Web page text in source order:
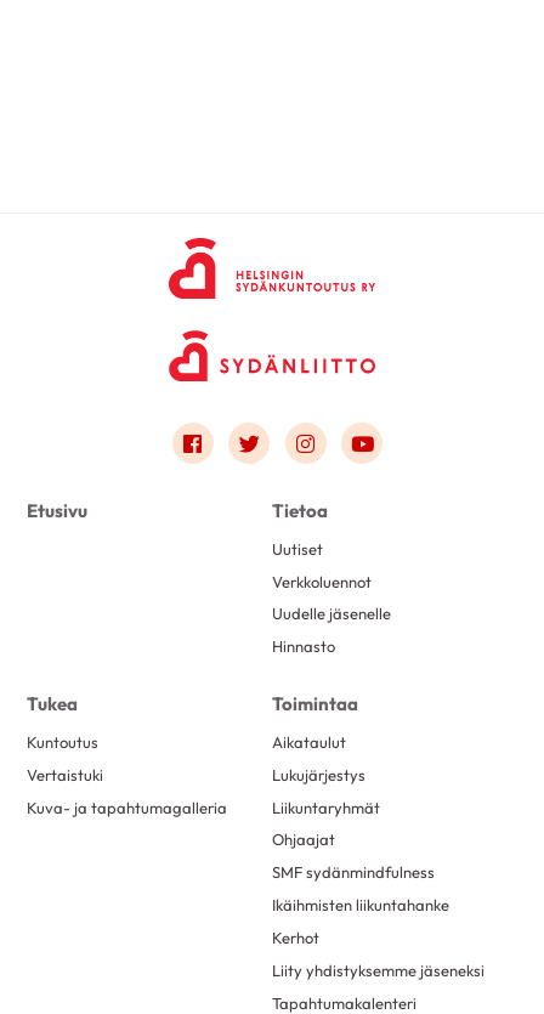
Link to facebook
Link to twitter
Link to instagram
Link to youtube
Etusivu Tietoa
Uutiset
Verkkoluennot
Uudelle jäsenelle
Hinnasto
Tukea
Kuntoutus
Vertaistuki
Kuva- ja tapahtumagalleria
Toimintaa
Aikataulut
Lukujärjestys
Liikuntaryhmät
Ohjaajat
SMF sydänmindfulness
Ikäihmisten liikuntahanke
Kerhot
Liity yhdistyksemme jäseneksi
Tapahtumakalenteri